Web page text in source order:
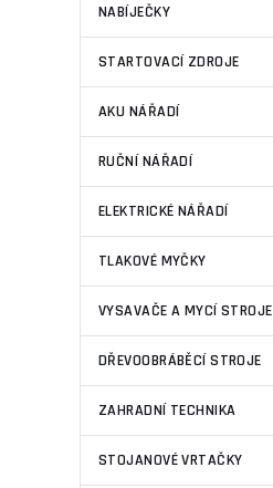
NABÍJEČKY
STARTOVACÍ ZDROJE
AKU NÁŘADÍ
RUČNÍ NÁŘADÍ
ELEKTRICKÉ NÁŘADÍ
TLAKOVÉ MYČKY
VYSAVAČE A MYCÍ STROJE
DŘEVOOBRÁBĚCÍ STROJE
ZAHRADNÍ TECHNIKA
STOJANOVÉ VRTAČKY